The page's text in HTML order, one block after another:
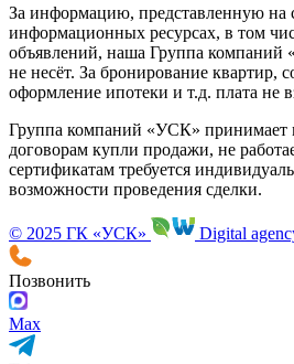
Проекты
ЖК «Новый взгляд»
ЖК «Притяжение»
ЖК «Победа»
ЖК «Ботанический сад»
ЖК «мкр. Маршала
Дома в жилом районе п.
ЖК «Новый мир»
За информацию, представленную на
информационных ресурсах, в том
объявлений, наша Группа компаний
не несёт. За бронирование квартир,
оформление ипотеки и т.д. плата не